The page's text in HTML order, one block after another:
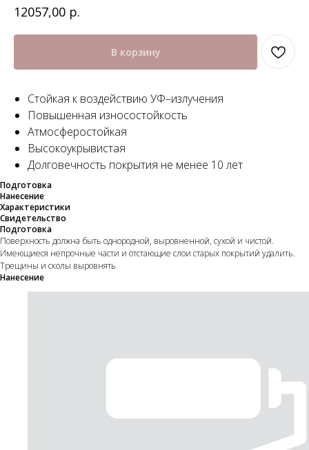
12057,00 р.
В корзину
Стойкая к воздействию УФ–излучения
Повышенная износостойкость
Атмосферостойкая
Высокоукрывистая
Долговечность покрытия не менее 10 лет
Подготовка
Нанесение
Характеристики
Свидетельство
Подготовка
Поверхность должна быть однородной, выровненной, сухой и чистой.
Имеющиеся непрочные части и отстающие слои старых покрытий удалить.
Трещины и сколы выровнять
Нанесение